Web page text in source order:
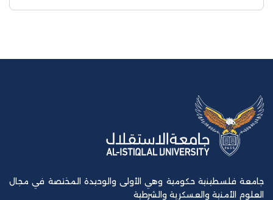
جامعة فلسطينية حكومية وهي الأولى والوحيدة المختصة في مجال
العلوم الأمنية والعسكرية والشرطية